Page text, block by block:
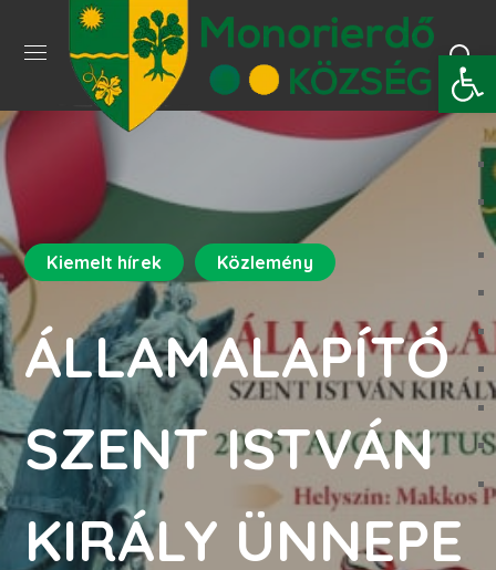
Kiemelt hírek Közlemény
ÁLLAMALAPÍTÓ
SZENT ISTVÁN
KIRÁLY ÜNNEPE